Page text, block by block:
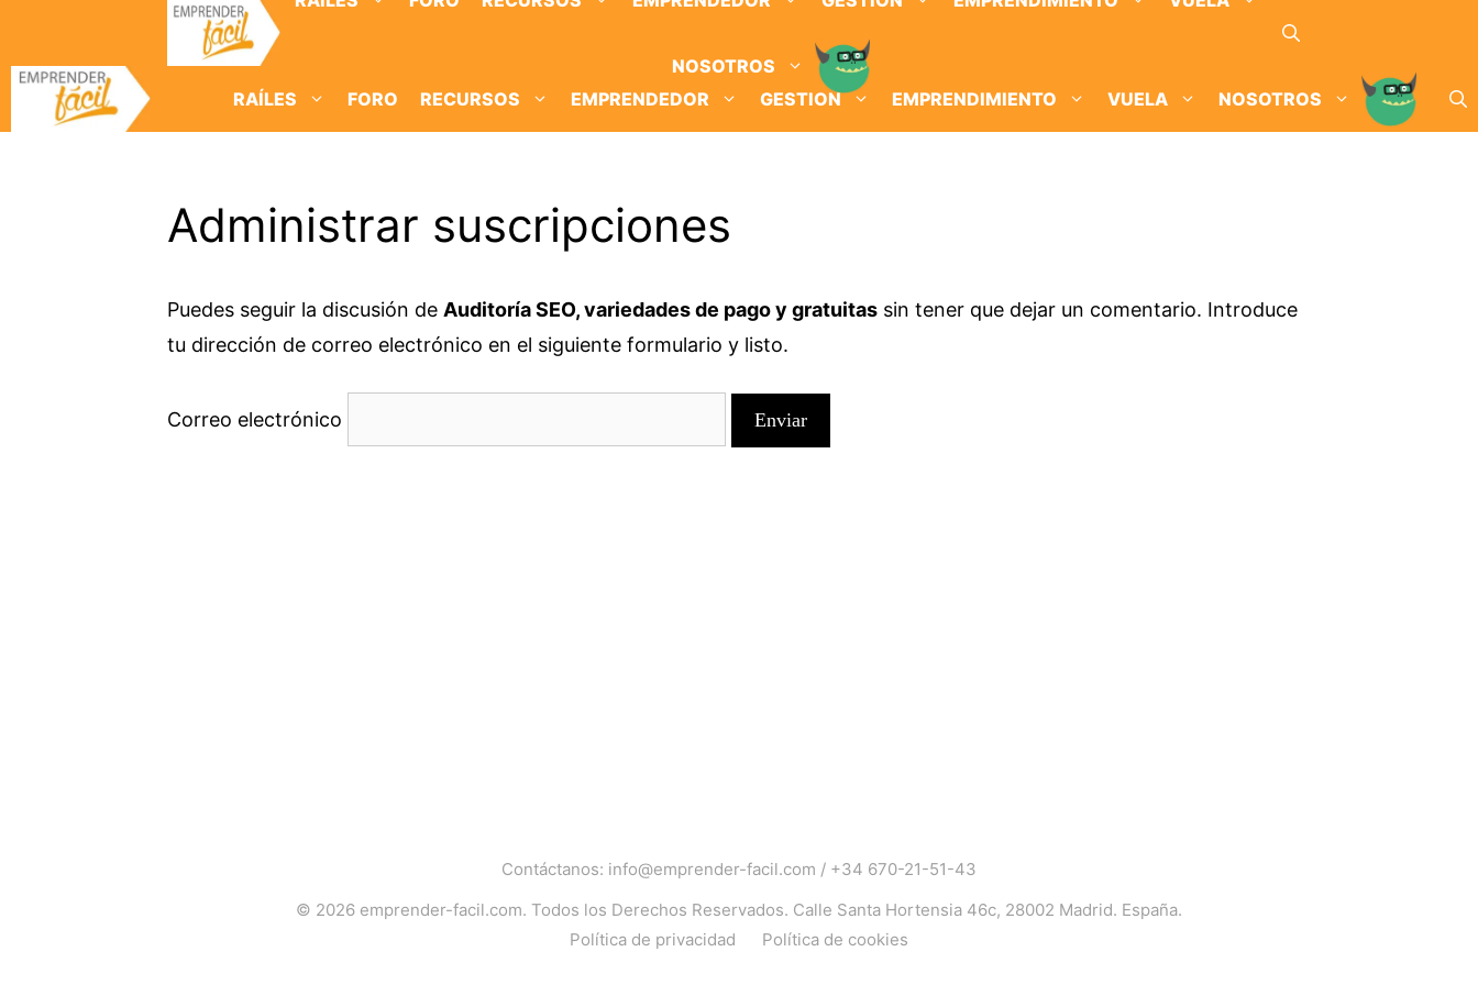
contenido
NOSOTROS
RAÍLES
FORO RECURSOS EMPRENDEDOR GESTION EMPRENDIMIENTO VUELA NOSOTROS
Administrar suscripciones
Puedes seguir la discusión de Auditoría SEO, variedades de pago y gratuitas sin tener que dejar un comentario. Introduce
tu dirección de correo electrónico en el siguiente formulario y listo.
Correo electrónico
Contáctanos: info@emprender-facil.com / +34 670-21-51-43
© 2026 emprender-facil.com. Todos los Derechos Reservados. Calle Santa Hortensia 46c, 28002 Madrid. España.
Política de privacidad
Política de cookies